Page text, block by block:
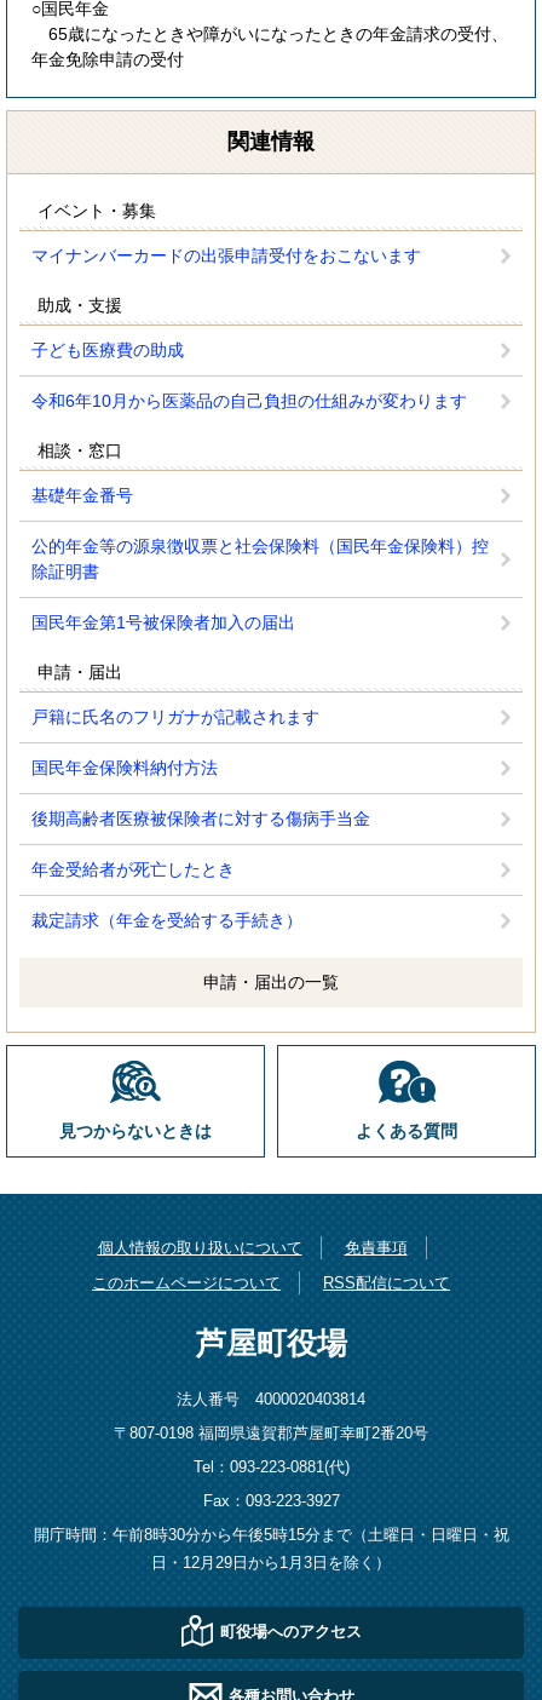
○国民年金
65歳になったときや障がいになったときの年金請求の受付、
年金免除申請の受付
関連情報
イベント・募集
マイナンバーカードの出張申請受付をおこないます
助成・支援
子ども医療費の助成
令和6年10月から医薬品の自己負担の仕組みが変わります
相談・窓口
基礎年金番号
公的年金等の源泉徴収票と社会保険料（国民年金保険料）控
除証明書
国民年金第1号被保険者加入の届出
申請・届出
戸籍に氏名のフリガナが記載されます
国民年金保険料納付方法
後期高齢者医療被保険者に対する傷病手当金
年金受給者が死亡したとき
裁定請求（年金を受給する手続き）
申請・届出の一覧
見つからないときは よくある質問
個人情報の取り扱いについて
免責事項
このホームページについて
RSS配信について
芦屋町役場
法人番号 4000020403814
〒807-0198 福岡県遠賀郡芦屋町幸町2番20号
Tel：093-223-0881(代)
Fax：093-223-3927
開庁時間：午前8時30分から午後5時15分まで（土曜日・日曜日・祝
日・12月29日から1月3日を除く）
町役場へのアクセス
各種お問い合わせ